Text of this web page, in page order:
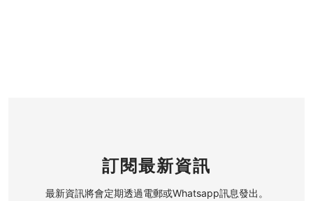
訂閱最新資訊
最新資訊將會定期透過電郵或Whatsapp訊息發出。